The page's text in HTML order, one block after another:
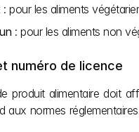
: pour les aliments
: pour les aliments non
numéro de licence
produit alimentaire doit
aux normes